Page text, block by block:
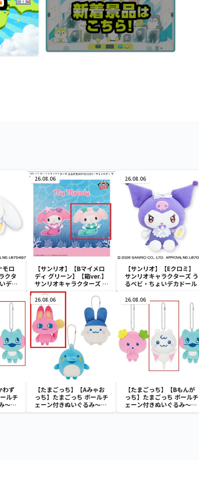
モロ
クタ
デカ
26.08.06
【サンリオ】【Bマイメロ
ディ グリーン】【箱ver.】
サンリオキャラクターズ お
おきなSOFVIMATES～マ
イメロディ マーメイドver.
～
26.08.06
【サンリオ】【Eクロミ】
サンリオキャラクターズ う
るベビ・ちょいデカドール
わず
ルチ
～
～
26.08.06
【たまごっち】【Aみゃお
っち】たまごっち ボールチ
ェーン付きぬいぐるみ～
Tamagotchi Paradise～
26.08.06
【たまごっち】【Bもんが
っち】たまごっち ボールチ
ェーン付きぬいぐるみ～
Tamagotchi Paradise～